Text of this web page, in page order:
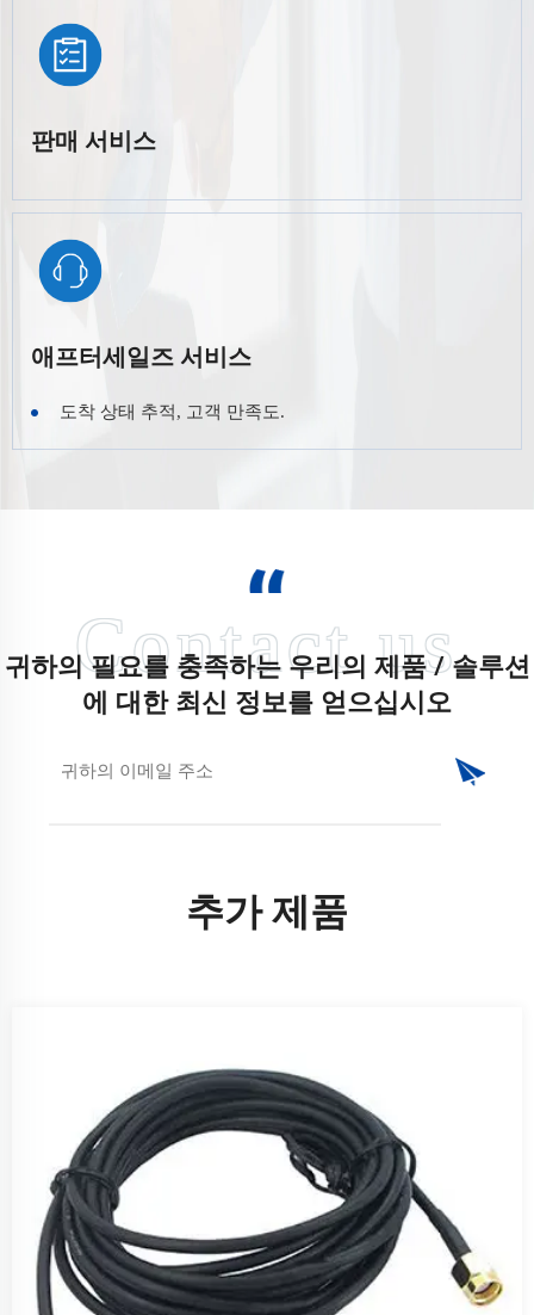
판매 서비스
애프터세일즈 서비스
도착 상태 추적, 고객 만족도.
귀하의 필요를 충족하는 우리의 제품 / 솔루션
에 대한 최신 정보를 얻으십시오
추가 제품